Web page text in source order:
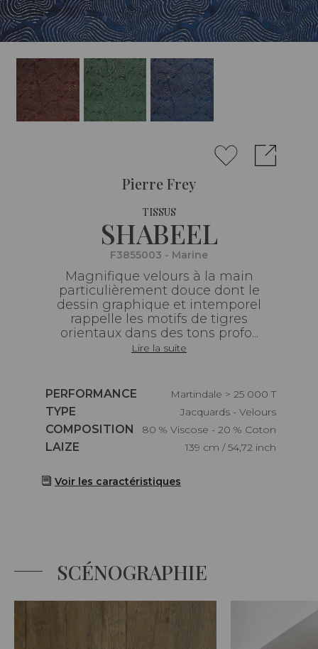
Pierre Frey
TISSUS
SHABEEL
F3855003 - Marine
Magnifique velours à la main
particulièrement douce dont le
dessin graphique et intemporel
rappelle les motifs de tigres
orientaux dans des tons profo...
Lire la suite
Caractéristiques
PERFORMANCE
Martindale > 25 000 T
Caractéristiques
TYPE
Jacquards - Velours
Caractéristiques
COMPOSITION
80 % Viscose - 20 % Coton
Caractéristiques
LAIZE 139 cm / 54,72 inch
Voir les caractéristiques
SCÉNOGRAPHIE